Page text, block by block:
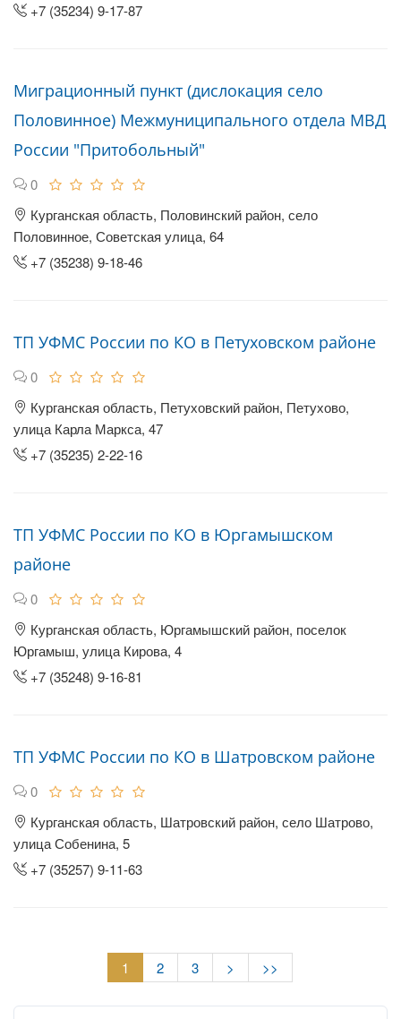
+7 (35234) 9-17-87
Миграционный пункт (дислокация село
Половинное) Межмуниципального отдела МВД
России "Притобольный"
0
Курганская область, Половинский район, село
Половинное, Советская улица, 64
+7 (35238) 9-18-46
ТП УФМС России по КО в Петуховском районе
0
Курганская область, Петуховский район, Петухово,
улица Карла Маркса, 47
+7 (35235) 2-22-16
ТП УФМС России по КО в Юргамышском
районе
0
Курганская область, Юргамышский район, поселок
Юргамыш, улица Кирова, 4
+7 (35248) 9-16-81
ТП УФМС России по КО в Шатровском районе
0
Курганская область, Шатровский район, село Шатрово,
улица Собенина, 5
+7 (35257) 9-11-63
1 2 3 > >>